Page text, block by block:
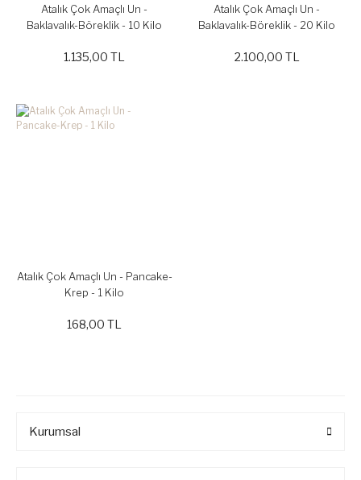
Atalık Çok Amaçlı Un -
Baklavalık-Böreklik - 10 Kilo
1.135,00 TL
Atalık Çok Amaçlı Un -
Baklavalık-Böreklik - 20 Kilo
2.100,00 TL
Atalık Çok Amaçlı Un - Pancake-
Krep - 1 Kilo
168,00 TL
Kurumsal